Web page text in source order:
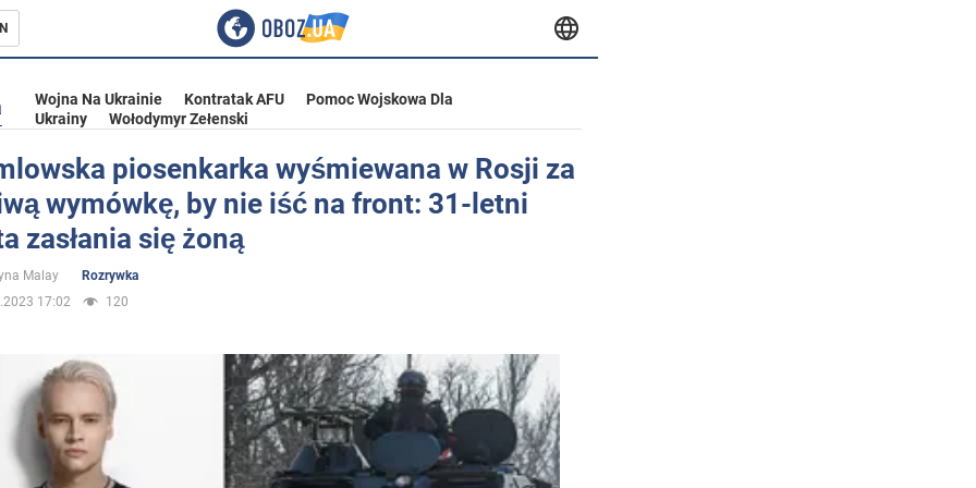
Ukrainie
Wojna Na Ukrainie Kontratak AFU
Pomoc Wojskowa Dla
Ukrainy
Wołodymyr Zełenski
piosenkarka wyśmiewana w Rosji za
wymówkę, by nie iść na front: 31-letni
zasłania się żoną
Malay
Rozrywka
17:02
120